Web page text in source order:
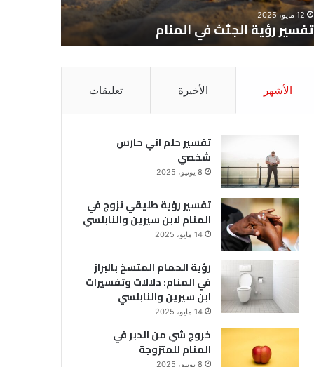
12 مايو، 2025
تفسير رؤية الجثث في المنام
الأشهر الأخيرة تعليقات
تفسير حلم اني حارس
شخصي
8 يونيو، 2025
تفسير رؤية طليقي تزوج في
المنام لابن سيرين والنابلسي
14 مايو، 2025
رؤية الحمام المتسخ بالبراز
في المنام: دلالات وتفسيرات
ابن سيرين والنابلسي
14 مايو، 2025
خروج شي من الدبر في
المنام للمتزوجة
8 يونيو، 2025